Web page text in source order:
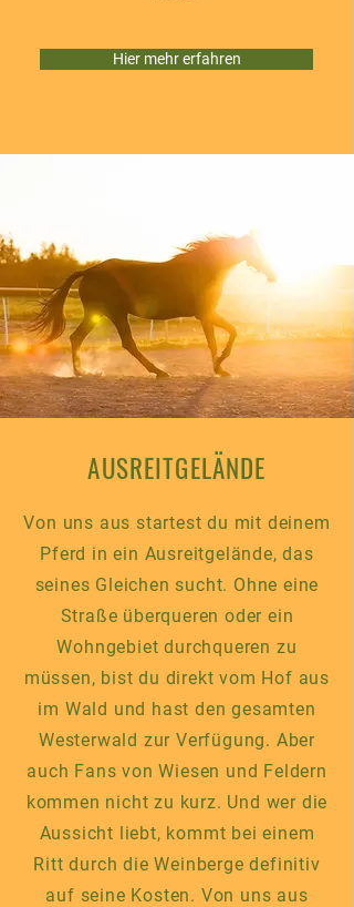
Hier mehr erfahren
AUSREITGELÄNDE
Von uns aus startest du mit deinem
Pferd in ein Ausreitgelände, das
seines Gleichen sucht. Ohne eine
Straße überqueren oder ein
Wohngebiet durchqueren zu
müssen, bist du direkt vom Hof aus
im Wald und hast den gesamten
Westerwald zur Verfügung. Aber
auch Fans von Wiesen und Feldern
kommen nicht zu kurz. Und wer die
Aussicht liebt, kommt bei einem
Ritt durch die Weinberge definitiv
auf seine Kosten. Von uns aus